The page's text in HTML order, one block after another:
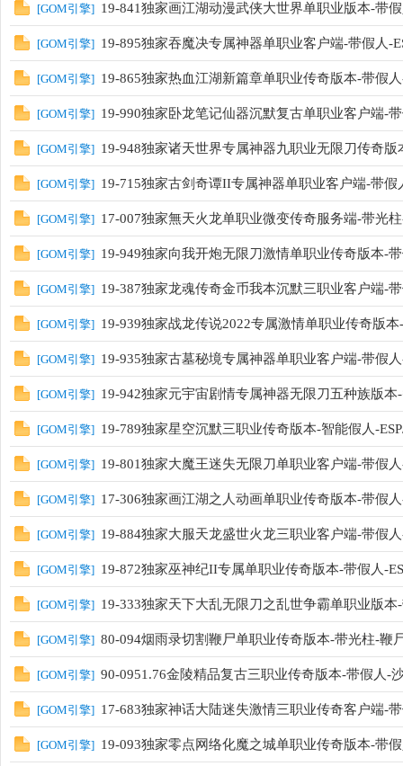
[GOM引擎] 19-841独家画江湖动漫武侠大世界单职业版本-带
[GOM引擎] 19-895独家吞魔决专属神器单职业客户端-带假人-
[GOM引擎] 19-865独家热血江湖新篇章单职业传奇版本-带假
[GOM引擎] 19-990独家卧龙笔记仙器沉默复古单职业客户端-
[GOM引擎] 19-948独家诸天世界专属神器九职业无限刀传奇
[GOM引擎] 19-715独家古剑奇谭II专属神器单职业客户端-带假
[GOM引擎] 17-007独家無天火龙单职业微变传奇服务端-带光
[GOM引擎] 19-949独家向我开炮无限刀激情单职业传奇版本-
[GOM引擎] 19-387独家龙魂传奇金币我本沉默三职业客户端-
[GOM引擎] 19-939独家战龙传说2022专属激情单职业传奇版
[GOM引擎] 19-935独家古墓秘境专属神器单职业客户端-带假
[GOM引擎] 19-942独家元宇宙剧情专属神器无限刀五种族版
[GOM引擎] 19-789独家星空沉默三职业传奇版本-智能假人-
[GOM引擎] 19-801独家大魔王迷失无限刀单职业客户端-带假
[GOM引擎] 17-306独家画江湖之人动画单职业传奇版本-带假
[GOM引擎] 19-884独家大服天龙盛世火龙三职业客户端-带假
[GOM引擎] 19-872独家巫神纪II专属单职业传奇版本-带假人-
[GOM引擎] 19-333独家天下大乱无限刀之乱世争霸单职业版
[GOM引擎] 80-094烟雨录切割鞭尸单职业传奇版本-带光柱-鞭
[GOM引擎] 90-0951.76金陵精品复古三职业传奇版本-带假人-
[GOM引擎] 17-683独家神话大陆迷失激情三职业传奇客户端-
[GOM引擎] 19-093独家零点网络化魔之城单职业传奇版本-带